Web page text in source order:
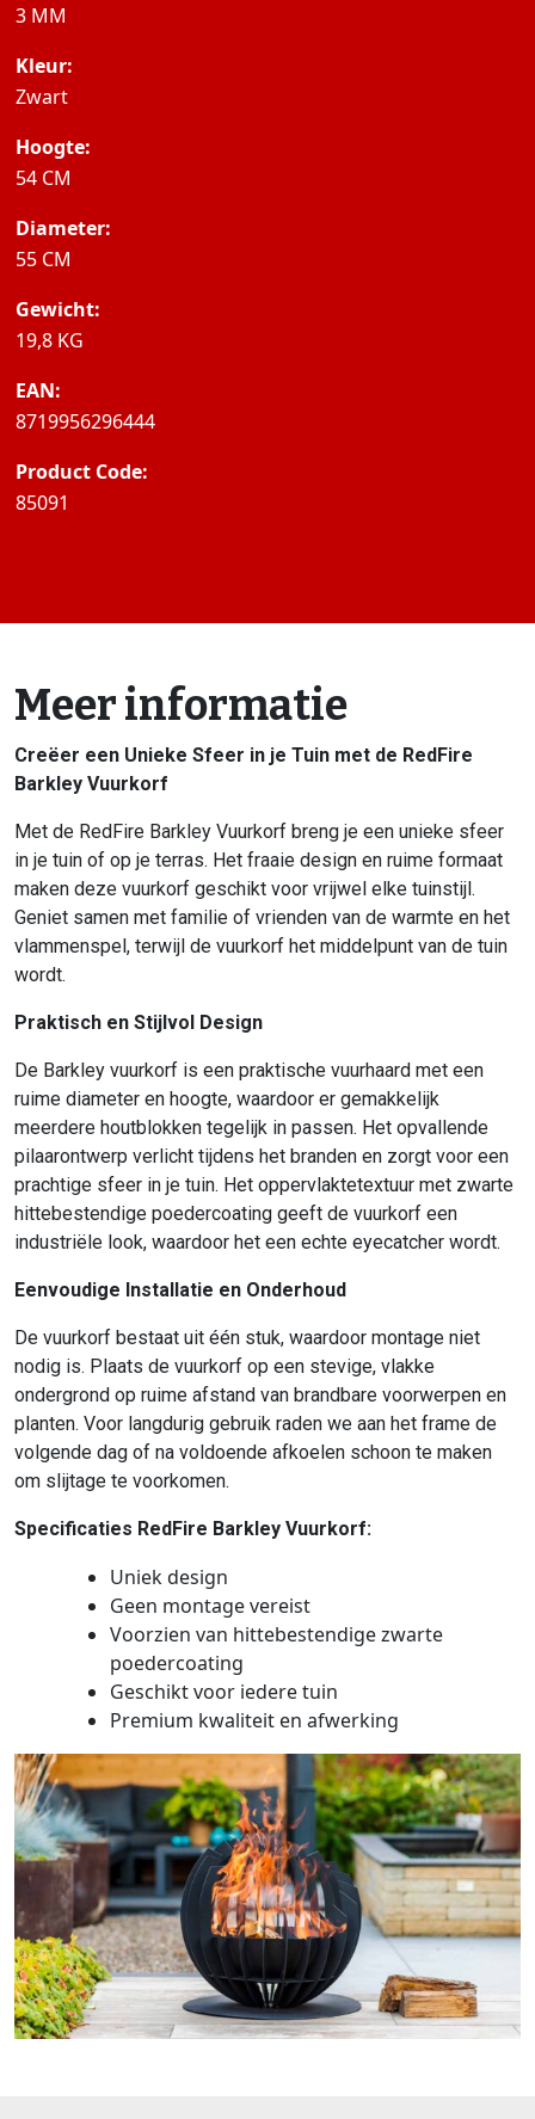
3 MM
Kleur:
Zwart
Hoogte:
54 CM
Diameter:
55 CM
Gewicht:
19,8 KG
EAN:
8719956296444
Product Code:
85091
Meer informatie
Creëer een Unieke Sfeer in je Tuin met de RedFire
Barkley Vuurkorf
Met de RedFire Barkley Vuurkorf breng je een unieke sfeer
in je tuin of op je terras. Het fraaie design en ruime formaat
maken deze vuurkorf geschikt voor vrijwel elke tuinstijl.
Geniet samen met familie of vrienden van de warmte en het
vlammenspel, terwijl de vuurkorf het middelpunt van de tuin
wordt.
Praktisch en Stijlvol Design
De Barkley vuurkorf is een praktische vuurhaard met een
ruime diameter en hoogte, waardoor er gemakkelijk
meerdere houtblokken tegelijk in passen. Het opvallende
pilaarontwerp verlicht tijdens het branden en zorgt voor een
prachtige sfeer in je tuin. Het oppervlaktetextuur met zwarte
hittebestendige poedercoating geeft de vuurkorf een
industriële look, waardoor het een echte eyecatcher wordt.
Eenvoudige Installatie en Onderhoud
De vuurkorf bestaat uit één stuk, waardoor montage niet
nodig is. Plaats de vuurkorf op een stevige, vlakke
ondergrond op ruime afstand van brandbare voorwerpen en
planten. Voor langdurig gebruik raden we aan het frame de
volgende dag of na voldoende afkoelen schoon te maken
om slijtage te voorkomen.
Specificaties RedFire Barkley Vuurkorf:
Uniek design
Geen montage vereist
Voorzien van hittebestendige zwarte
poedercoating
Geschikt voor iedere tuin
Premium kwaliteit en afwerking